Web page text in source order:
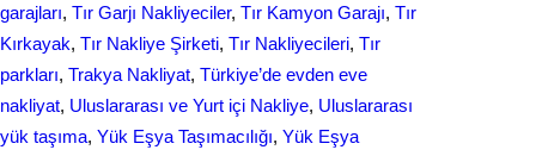
garajları, Tır Garjı Nakliyeciler, Tır Kamyon Garajı, Tır
Kırkayak, Tır Nakliye Şirketi, Tır Nakliyecileri, Tır
parkları, Trakya Nakliyat, Türkiye’de evden eve
nakliyat, Uluslararası ve Yurt içi Nakliye, Uluslararası
yük taşıma, Yük Eşya Taşımacılığı, Yük Eşya